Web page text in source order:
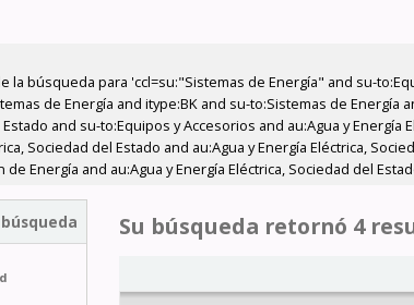
la búsqueda para 'ccl=su:"Sistemas de Energía" and su-
de Energía and itype:BK and su-to:Sistemas de Energía
and su-to:Equipos y Accesorios and au:Agua y
Sociedad del Estado and au:Agua y Energía Eléctrica,
de Energía and au:Agua y Energía Eléctrica, Sociedad del
Su búsqueda retornó 4